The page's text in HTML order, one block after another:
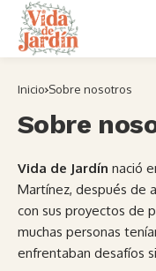
Inicio Sobre nosotros
Sobre
Vida de Jardín nació
Martínez, después de
con sus proyectos de
muchas personas
enfrentaban desafíos